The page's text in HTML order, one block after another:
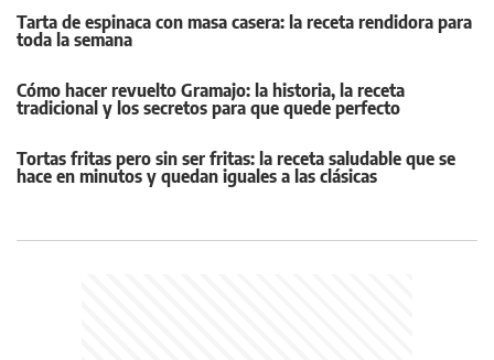
Tarta de espinaca con masa casera: la receta rendidora para
toda la semana
Cómo hacer revuelto Gramajo: la historia, la receta
tradicional y los secretos para que quede perfecto
Tortas fritas pero sin ser fritas: la receta saludable que se
hace en minutos y quedan iguales a las clásicas